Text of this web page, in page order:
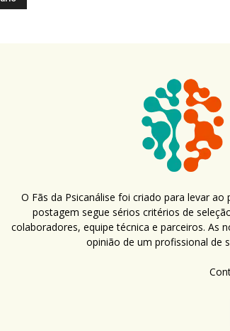
O Fãs da Psicanálise foi criado para levar
postagem segue sérios critérios de
colaboradores, equipe técnica e parceiros. As
opinião de um profissional de